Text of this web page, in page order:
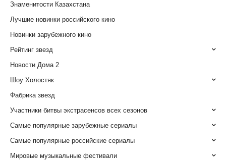
Знаменитости Казахстана
Лучшие новинки российского кино
Новинки зарубежного кино
Рейтинг звезд
Новости Дома 2
Шоу Холостяк
Фабрика звезд
Участники битвы экстрасенсов всех сезонов
Самые популярные зарубежные сериалы
Самые популярные российские сериалы
Мировые музыкальные фестивали